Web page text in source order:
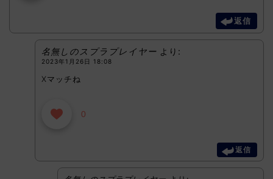
返信
名無しのスプラプレイヤー より:
2023年1月26日 18:08
Xマッチね
0
返信